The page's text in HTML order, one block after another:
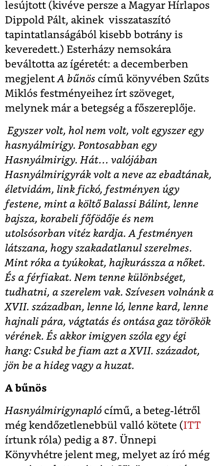
lesújtott (kivéve persze a Magyar Hírlapos
Dippold Pált, akinek visszataszító
tapintatlanságából kisebb botrány is
keveredett.) Esterházy nemsokára
beváltotta az ígéretét: a decemberben
megjelentA bűnös című könyvében Szűts
Miklós festményeihez írt szöveget,
melynek már a betegség a főszereplője.
Egyszer volt, hol nem volt, volt egyszer egy
hasnyálmirigy. Pontosabban egy
Hasnyálmirigy. Hát… valójában
Hasnyálmirigyrák volt a neve az ebadtának,
életvidám, link fickó, festményen úgy
festene, mint a költő Balassi Bálint, lenne
bajsza, korabeli főfödője és nem
utolsósorban vitéz kardja. A festményen
látszana, hogy szakadatlanul szerelmes.
Mint róka a tyúkokat, hajkurássza a nőket.
És a férfiakat. Nem tenne különbséget,
tudhatni, a szerelem vak. Szívesen volnánk a
XVII. században, lenne ló, lenne kard, lenne
hajnali pára, vágtatás és ontása gaz törökök
vérének. És akkor imigyen szóla egy égi
hang: Csukd be fiam azt a XVII. századot,
jön be a hideg vagy a huzat.
A bűnös
Hasnyálmirigynapló című, a beteg-létről
még kendőzetlenebbül valló kötete (ITT
írtunk róla) pedig a 87. Ünnepi
Könyvhétre jelent meg, melyet az író még